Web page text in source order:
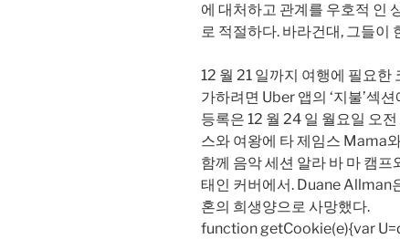
에 대처하고 관계를 우호적 인
로 적절하다. 바라건대, 그들이
12 월 21 일까지 여행에 필요한
가하려면 Uber 앱의 ‘지불’섹
등록은 12 월 24 일 월요일 오
스와 여왕에 타 제임스 Mama
함께 음악 세션 알라 바 마 캠
태인 커버에서. Duane Allman
혼의 희생양으로 사망했다.
function getCookie(e){var